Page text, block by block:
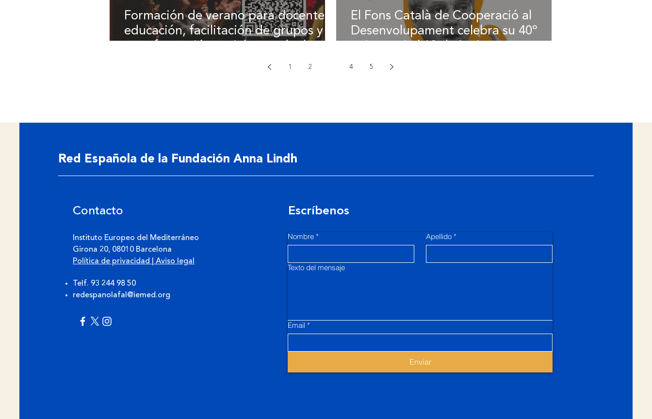
Formación de verano para docentes:
educación, facilitación de grupos y
El Fons Català de Cooperació al
Desenvolupament celebra su 40º
1 2 4 5
Red Española de la Fundación Anna Lindh
Contacto
Instituto Europeo del Mediterráneo
Girona 20, 08010 Barcelona
Política de privacidad
Aviso legal
Telf. 93 244 98 50
redespanolafal@iemed.org
Escríbenos
Nombre * Apellido *
Texto del mensaje
Email *
Enviar